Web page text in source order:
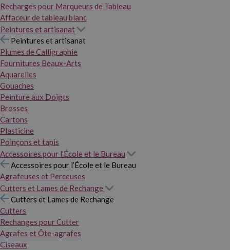
Recharges pour Marqueurs de Tableau
Affaceur de tableau blanc
Peintures et artisanat
Peintures et artisanat
Plumes de Calligraphie
Fournitures Beaux-Arts
Aquarelles
Gouaches
Peinture aux Doigts
Brosses
Cartons
Plasticine
Poinçons et tapis
Accessoires pour l’École et le Bureau
Accessoires pour l’École et le Bureau
Agrafeuses et Perceuses
Cutters et Lames de Rechange
Cutters et Lames de Rechange
Cutters
Rechanges pour Cutter
Agrafes et Ôte-agrafes
Ciseaux